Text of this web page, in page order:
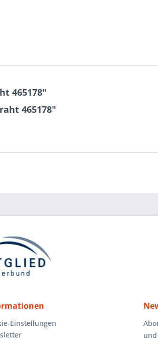
465178"
465178"
Einstellungen